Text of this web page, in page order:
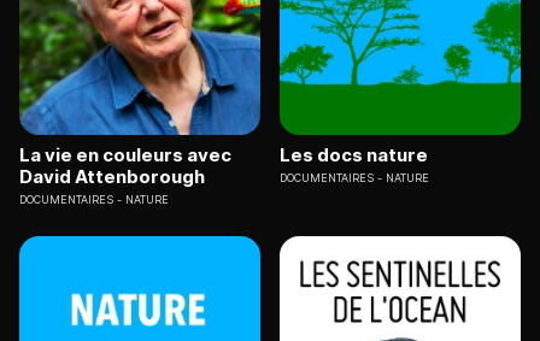
La vie en couleurs avec
David Attenborough
DOCUMENTAIRES NATURE
Les docs nature
DOCUMENTAIRES NATURE